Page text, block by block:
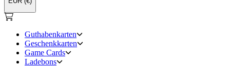
Guthabenkarten
Geschenkkarten
Game Cards
Ladebons